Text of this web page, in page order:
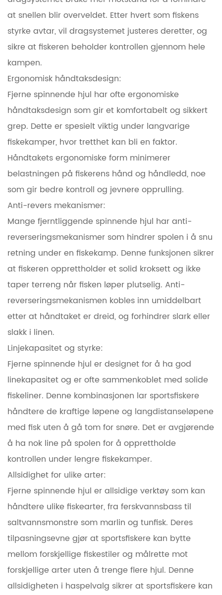
at snellen blir overveldet. Etter hvert som fiskens
styrke avtar, vil dragsystemet justeres deretter, og
sikre at fiskeren beholder kontrollen gjennom hele
kampen.
Ergonomisk håndtaksdesign:
Fjerne spinnende hjul har ofte ergonomiske
håndtaksdesign som gir et komfortabelt og sikkert
grep. Dette er spesielt viktig under langvarige
fiskekamper, hvor tretthet kan bli en faktor.
Håndtakets ergonomiske form minimerer
belastningen på fiskerens hånd og håndledd, noe
som gir bedre kontroll og jevnere opprulling.
Anti-revers mekanismer:
Mange fjerntliggende spinnende hjul har anti-
reverseringsmekanismer som hindrer spolen i å snu
retning under en fiskekamp. Denne funksjonen sikrer
at fiskeren opprettholder et solid kroksett og ikke
taper terreng når fisken løper plutselig. Anti-
reverseringsmekanismen kobles inn umiddelbart
etter at håndtaket er dreid, og forhindrer slark eller
slakk i linen.
Linjekapasitet og styrke:
Fjerne spinnende hjul er designet for å ha god
linekapasitet og er ofte sammenkoblet med solide
fiskeliner. Denne kombinasjonen lar sportsfiskere
håndtere de kraftige løpene og langdistanseløpene
med fisk uten å gå tom for snøre. Det er avgjørende
å ha nok line på spolen for å opprettholde
kontrollen under lengre fiskekamper.
Allsidighet for ulike arter:
Fjerne spinnende hjul er allsidige verktøy som kan
håndtere ulike fiskearter, fra ferskvannsbass til
saltvannsmonstre som marlin og tunfisk. Deres
tilpasningsevne gjør at sportsfiskere kan bytte
mellom forskjellige fiskestiler og målrette mot
forskjellige arter uten å trenge flere hjul. Denne
allsidigheten i haspelvalg sikrer at sportsfiskere kan